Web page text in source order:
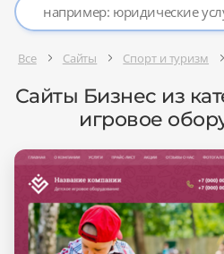
Все Сайты Спорт и туризм
Сайты Бизнес из
игровое